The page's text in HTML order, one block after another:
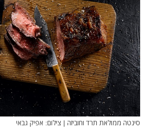
סינטה ממולאת תרד וחוביזה | צילום: אפיק גבאי